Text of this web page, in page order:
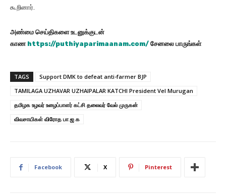
கூறினார்.
அண்மை செய்திகளை உடனுக்குடன்
காண https://puthiyaparimaanam.com/ சேனலை பாருங்கள்
TAGS
Support DMK to defeat anti-farmer BJP
TAMILAGA UZHAVAR UZHAIPALAR KATCHI President Vel Murugan
தமிழக உழவர் உழைப்பாளர் கட்சி தலைவர் வேல் முருகன்
விவசாயிகள் விரோத பா.ஜ.க
Facebook X Pinterest